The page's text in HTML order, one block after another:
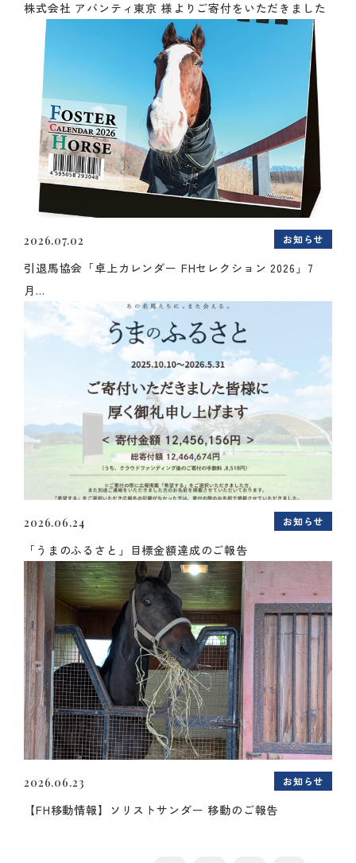
株式会社 アバンティ東京 様よりご寄付をいただきました
2026.07.02 お知らせ
引退馬協会「卓上カレンダー FHセレクション 2026」7
月...
2026.06.24 お知らせ
「うまのふるさと」目標金額達成のご報告
2026.06.23 お知らせ
【FH移動情報】ソリストサンダー 移動のご報告